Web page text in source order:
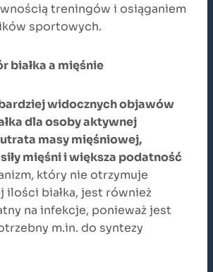
treningów i osiąganiem
sportowych.
białka a mięśnie
widocznych objawów
dla osoby aktywnej
masy mięśniowej,
mięśni i większa podatność
który nie otrzymuje
białka, jest również
na infekcje, ponieważ jest
m.in. do syntezy